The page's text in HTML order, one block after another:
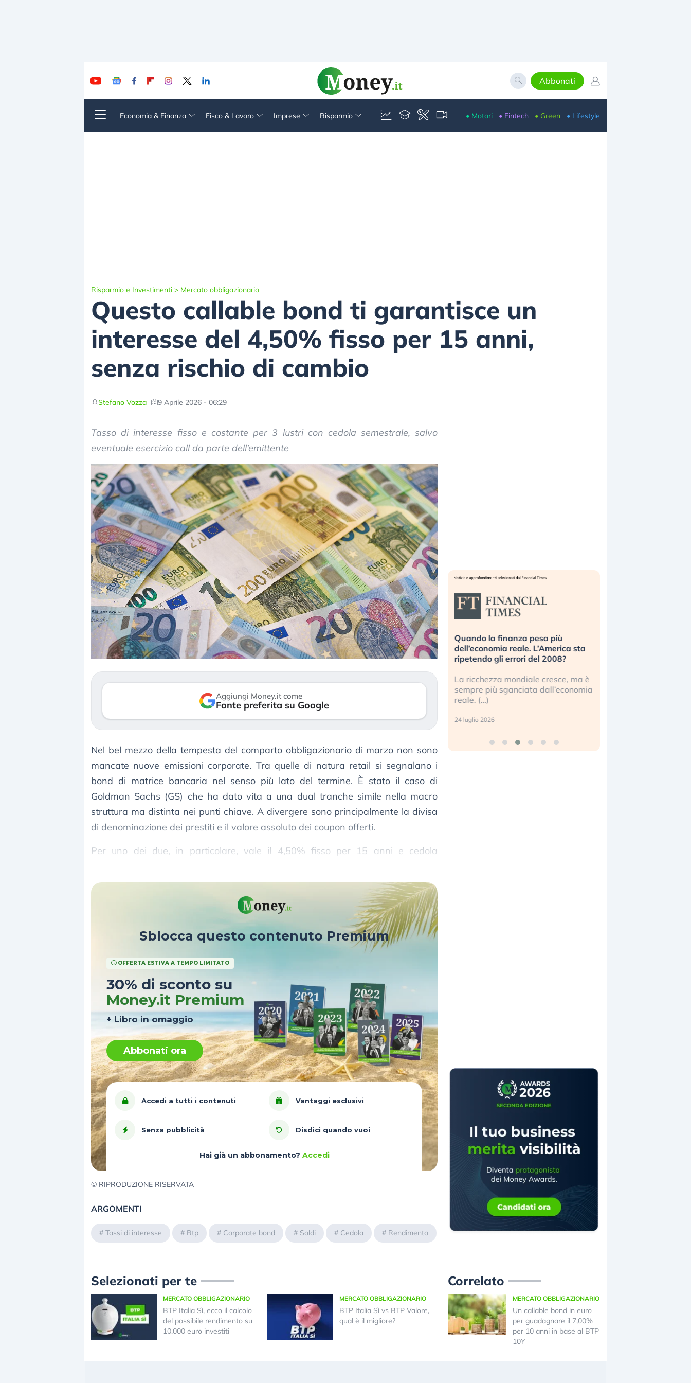
Abbonati
Economia & Finanza Fisco & Lavoro Imprese Risparmio • Motori • Fintech • Green • Lifestyle
Risparmio e Investimenti > Mercato obbligazionario
Questo callable bond ti garantisce un
interesse del 4,50% fisso per 15 anni,
senza rischio di cambio
Stefano Vozza 9 Aprile 2026 - 06:29
Tasso di interesse fisso e costante per 3 lustri con cedola semestrale, salvo
eventuale esercizio call da parte dell’emittente
Aggiungi Money.it come
Fonte preferita su Google
Nel bel mezzo della tempesta del comparto obbligazionario di marzo non sono
mancate nuove emissioni corporate. Tra quelle di natura retail si segnalano i
bond di matrice bancaria nel senso più lato del termine. È stato il caso di
Goldman Sachs (GS) che ha dato vita a una dual tranche simile nella macro
struttura ma distinta nei punti chiave. A divergere sono principalmente la divisa
di denominazione dei prestiti e il valore assoluto dei coupon offerti.
Per uno dei due, in particolare, vale il 4,50% fisso per 15 anni e cedola
Sblocca questo contenuto Premium
OFFERTA ESTIVA A TEMPO LIMITATO
30% di sconto su
Money.it Premium
+ Libro in omaggio
Abbonati ora
Accedi a tutti i contenuti Vantaggi esclusivi
Senza pubblicità Disdici quando vuoi
Hai già un abbonamento? Accedi
© RIPRODUZIONE RISERVATA
ARGOMENTI
# Tassi di interesse # Btp # Corporate bond # Soldi # Cedola # Rendimento
Dalle valutazioni estreme alla
correzione. Cosa sta guidando il
repricing degli asset?
3 agosto 2026
«La mia vita è rovinata». Investitori
in preda al panico dopo lo scoppio
della bolla AI
Kospi, mentre gli investitori retail (…)
30 luglio 2026
Quando la finanza pesa più
dell’economia reale. L’America sta
ripetendo gli errori del 2008?
La ricchezza mondiale cresce, ma è
sempre più sganciata dall’economia
reale. (…)
24 luglio 2026
Selezionati per te
MERCATO OBBLIGAZIONARIO
BTP Italia Sì, ecco il calcolo
del possibile rendimento su
10.000 euro investiti
MERCATO OBBLIGAZIONARIO
BTP Italia Sì vs BTP Valore,
qual è il migliore?
Correlato
MERCATO OBBLIGAZIONARIO
Un callable bond in euro
per guadagnare il 7,00%
per 10 anni in base al BTP
10Y